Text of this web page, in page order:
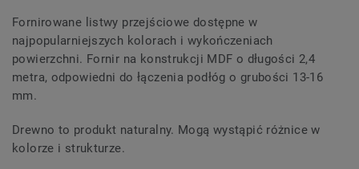
Fornirowane listwy przejściowe dostępne w
najpopularniejszych kolorach i wykończeniach
powierzchni. Fornir na konstrukcji MDF o długości 2,4
metra, odpowiedni do łączenia podłóg o grubości 13-16
mm.
Drewno to produkt naturalny. Mogą wystąpić różnice w
kolorze i strukturze.